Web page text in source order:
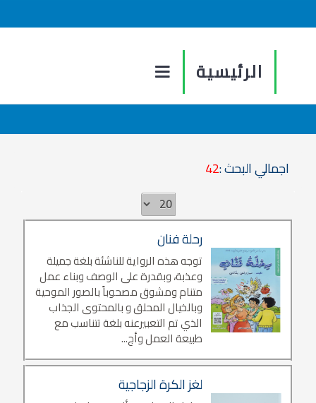
الرئيسية
اجمالي البحث :42
رحلة فنان
توجه هذه الرواية للناشئة بلغة جميلة
وعذبة، وبقدرة على الوصف وبناء عمل
متنام ومشوق مصحوباً بالصور الموحية
وبالخيال المحلق و بالمحتوى الجذاب
الذي تم التعبيرعنه بلغة تتناسب مع
طبيعة العمل وأج...
لغز الكرة الزجاجية